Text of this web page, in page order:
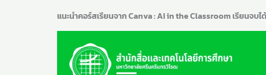
แนะนำคอร์สเรียนจาก Canva : AI in the Classroom เรียนจบไ